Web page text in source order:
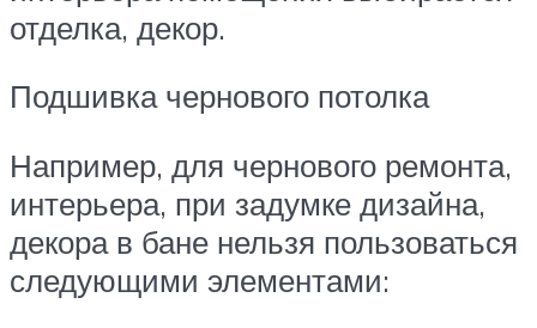
отделка, декор.
Подшивка чернового потолка
Например, для чернового ремонта,
интерьера, при задумке дизайна,
декора в бане нельзя пользоваться
следующими элементами: